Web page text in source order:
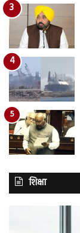
शिक्षा